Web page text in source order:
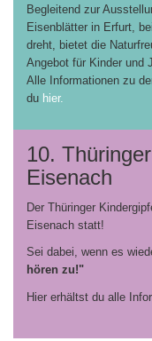
Begleitend zur
Eisenblätter in Erfurt,
dreht, bietet die
Angebot für Kinder und
Alle Informationen zu
du hier.
10.
Eisenach
Der Thüringer
Eisenach statt!
Sei dabei, wenn es
hören zu!"
Hier erhältst du alle